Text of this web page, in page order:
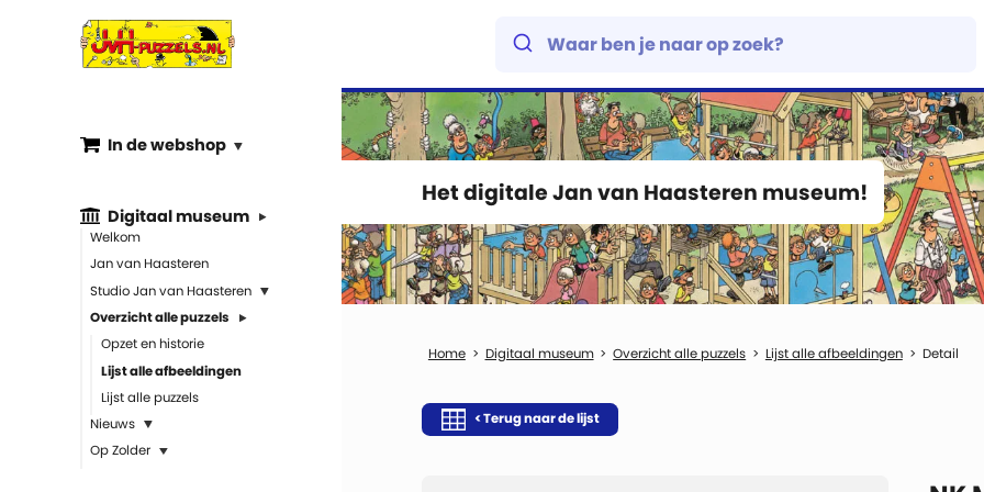
Het digitale Jan van Haasteren museum!
In de webshop
Digitaal museum
Welkom
Jan van Haasteren
Studio Jan van Haasteren
Overzicht alle puzzels
Opzet en historie
Lijst alle afbeeldingen
Lijst alle puzzels
Nieuws
Op Zolder
Digitaal museum Overzicht alle puzzels Lijst alle afbeeldingen Detail
< Terug naar de lijst